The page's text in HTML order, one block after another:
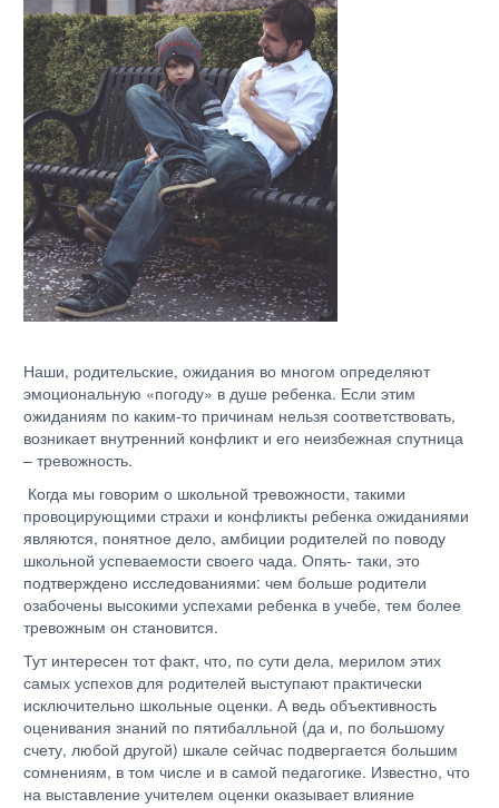
Наши, родительские, ожидания во многом определяют
эмоциональную «погоду» в душе ребенка. Если этим
ожиданиям по каким-то причинам нельзя соответствовать,
возникает внутренний конфликт и его неизбежная спутница
– тревожность.
Когда мы говорим о школьной тревожности, такими
провоцирующими страхи и конфликты ребенка ожиданиями
являются, понятное дело, амбиции родителей по поводу
школьной успеваемости своего чада. Опять- таки, это
подтверждено исследованиями: чем больше родители
озабочены высокими успехами ребенка в учебе, тем более
тревожным он становится.
Тут интересен тот факт, что, по сути дела, мерилом этих
самых успехов для родителей выступают практически
исключительно школьные оценки. А ведь объективность
оценивания знаний по пятибалльной (да и, по большому
счету, любой другой) шкале сейчас подвергается большим
сомнениям, в том числе и в самой педагогике. Известно, что
на выставление учителем оценки оказывает влияние